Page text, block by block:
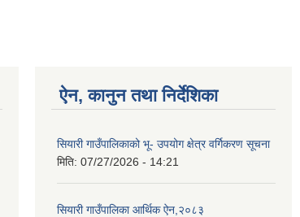
ऐन, कानुन तथा निर्देशिका
सियारी गाउँपालिकाको भू- उपयोग क्षेत्र वर्गिकरण सूचना
मिति: 07/27/2026 - 14:21
सियारी गाउँपालिका आर्थिक ऐन,२०८३